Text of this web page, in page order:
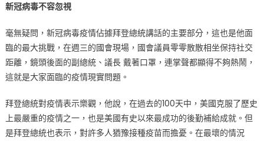
新冠病毒不容忽視
毫無疑問，新冠病毒疫情佔據拜登總統講話的主要部分，這也是他面
臨的最大挑戰，在週三的國會現場，國會議員零零散散相坐保持社交
距離，鏡頭後面的副總統、議長 戴著口罩，連掌聲都顯得不夠熱鬧，
這就是大家面臨的疫情現實問題。
拜登總統對疫情表示樂觀，他說，在過去的100天中，美國克服了歷史
上最嚴重的疫情之一，也是美國有史以來最成功的後勤補給成就。但
是拜登總統也表示，對許多人猶豫接種疫苗而擔憂。在最壞的情況